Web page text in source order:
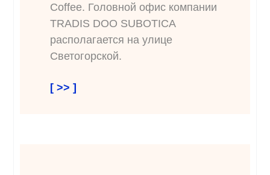
Coffee. Головной офис компании
TRADIS DOO SUBOTICA
располагается на улице
Светогорской.
[ >> ]